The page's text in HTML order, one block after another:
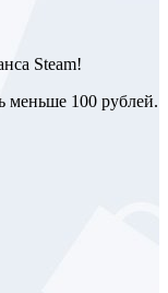
Steam!
меньше 100 рублей.